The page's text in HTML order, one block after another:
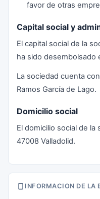
favor de otras
Capital social y
El capital social de la
ha sido desembolsado
La sociedad cuenta
Ramos García de Lago.
Domicilio social
El domicilio social de la
47008 Valladolid.
INFORMACION DE LA